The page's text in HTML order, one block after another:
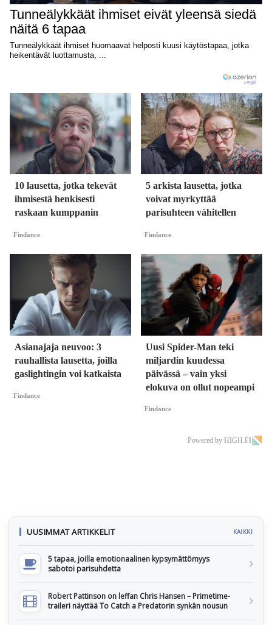
10 lausetta, jotka tekevät
ihmisestä henkisesti
raskaan kumppanin
Findance
5 arkista lausetta, jotka
voivat myrkyttää
parisuhteen vähitellen
Findance
Asianajaja neuvoo: 3
rauhallista lausetta, joilla
gaslightingin voi katkaista
Findance
Uusi Spider-Man teki
miljardin kuudessa
päivässä – vain yksi
elokuva on ollut nopeampi
Findance
Powered by HIGH.FI
UUSIMMAT ARTIKKELIT KAIKKI
5 tapaa, joilla emotionaalinen kypsymättömyys
sabotoi parisuhdetta
Robert Pattinson on leffan Chris Hansen – Primetime-
traileri näyttää To Catch a Predatorin synkän nousun